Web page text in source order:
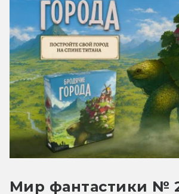
Мир фантастики №